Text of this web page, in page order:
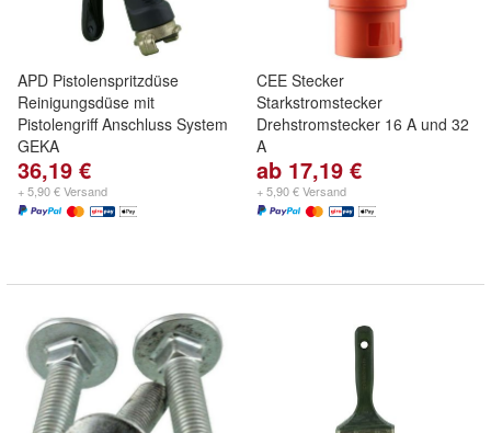
APD Pistolenspritzdüse
Reinigungsdüse mit
Pistolengriff Anschluss System
GEKA
36,19 €
+ 5,90 € Versand
CEE Stecker
Starkstromstecker
Drehstromstecker 16 A und 32
A
ab 17,19 €
+ 5,90 € Versand